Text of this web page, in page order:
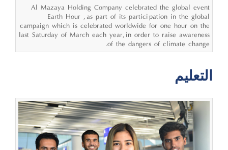
Al Mazaya Holding Company celebrated the global event
“Earth Hour”, as part of its participation in the global
campaign which is celebrated worldwide for one hour on the
last Saturday of March each year, in order to raise awareness
of the dangers of climate change.
التعليم